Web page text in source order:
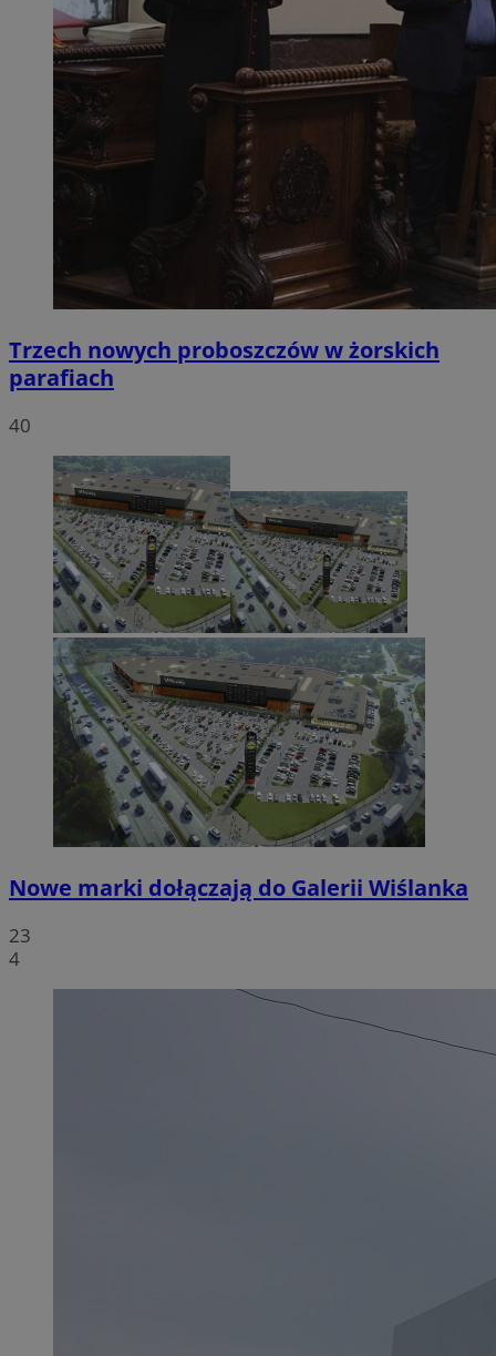
Trzech nowych proboszczów w żorskich
parafiach
40
Nowe marki dołączają do Galerii Wiślanka
23
4